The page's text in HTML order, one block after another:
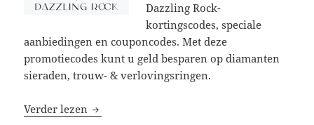
Dazzling Rock-
kortingscodes, speciale
aanbiedingen en couponcodes. Met deze
promotiecodes kunt u geld besparen op diamanten
sieraden, trouw- & verlovingsringen.
Verder lezen Dazzling Rock kortingscodes